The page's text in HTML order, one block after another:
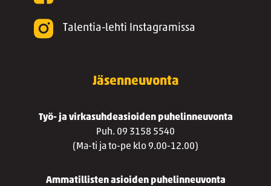
Talentia-lehti Instagramissa
Jäsenneuvonta
Työ- ja virkasuhdeasioiden puhelinneuvonta
Puh. 09 3158 5540
(Ma-ti ja to-pe klo 9.00-12.00)
Ammatillisten asioiden puhelinneuvonta